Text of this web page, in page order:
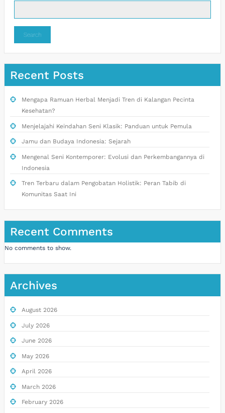
Search
Recent Posts
Mengapa Ramuan Herbal Menjadi Tren di Kalangan Pecinta
Kesehatan?
Menjelajahi Keindahan Seni Klasik: Panduan untuk Pemula
Jamu dan Budaya Indonesia: Sejarah
Mengenal Seni Kontemporer: Evolusi dan Perkembangannya di
Indonesia
Tren Terbaru dalam Pengobatan Holistik: Peran Tabib di
Komunitas Saat Ini
Recent Comments
No comments to show.
Archives
August 2026
July 2026
June 2026
May 2026
April 2026
March 2026
February 2026